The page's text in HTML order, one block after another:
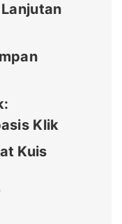
Klik
Kuis